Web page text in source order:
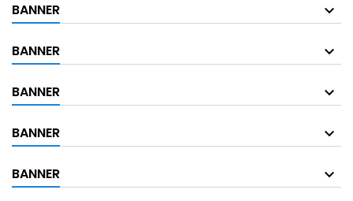
BANNER
BANNER
BANNER
BANNER
BANNER